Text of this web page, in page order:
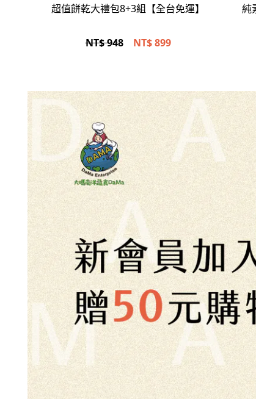
超值餅乾大禮包8+3組【全台免運】
NT$ 948 NT$899
純